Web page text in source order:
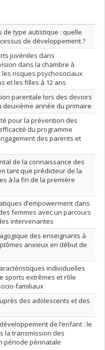
décroissant
de type autistique : quelle
de développement ?
juvéniles dans
dans la chambre à
risques psychosociaux
et les filles à 12 ans
parentale lors des devoirs
deuxième année du primaire
pour la prévention des
du programme
des parents et
de la connaissance des
tant que prédicteur de la
à la fin de la première
d’empowerment dans
femmes avec un parcours
intervenantes
des enseignants à
anxieux en début de
individuelles
sports extrêmes et rôle
familiaux
des adolescents et des
de l’enfant : le
la transmission des
période périnatale